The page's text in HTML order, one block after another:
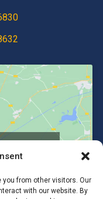
from other visitors. Our
with our website. By